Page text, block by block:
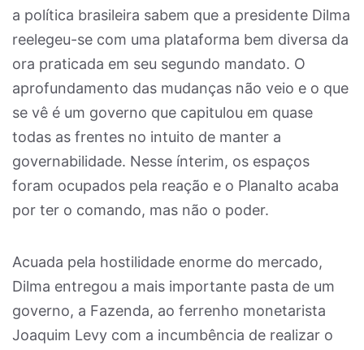
a política brasileira sabem que a presidente Dilma
reelegeu-se com uma plataforma bem diversa da
ora praticada em seu segundo mandato. O
aprofundamento das mudanças não veio e o que
se vê é um governo que capitulou em quase
todas as frentes no intuito de manter a
governabilidade. Nesse ínterim, os espaços
foram ocupados pela reação e o Planalto acaba
por ter o comando, mas não o poder.
Acuada pela hostilidade enorme do mercado,
Dilma entregou a mais importante pasta de um
governo, a Fazenda, ao ferrenho monetarista
Joaquim Levy com a incumbência de realizar o